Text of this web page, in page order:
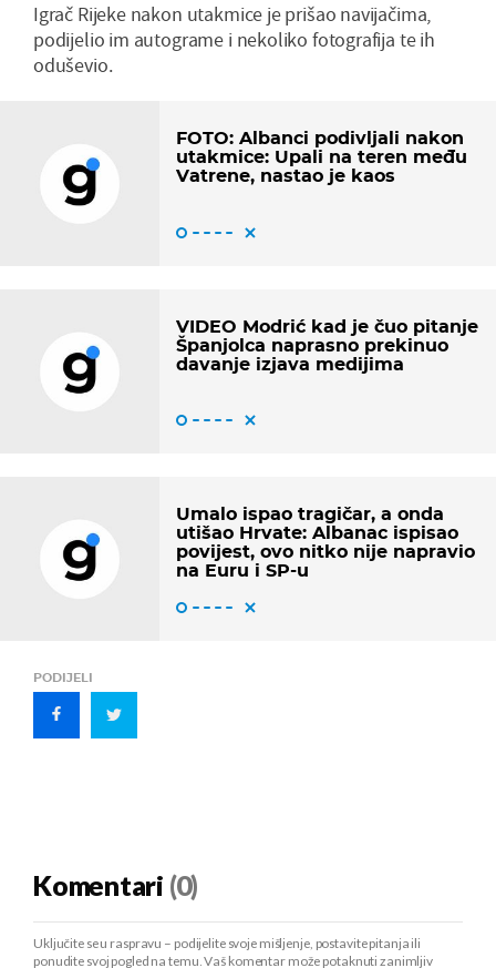
Igrač Rijeke nakon utakmice je prišao navijačima,
podijelio im autograme i nekoliko fotografija te ih
oduševio.
FOTO: Albanci podivljali nakon
utakmice: Upali na teren među
Vatrene, nastao je kaos
VIDEO Modrić kad je čuo pitanje
Španjolca naprasno prekinuo
davanje izjava medijima
Umalo ispao tragičar, a onda
utišao Hrvate: Albanac ispisao
povijest, ovo nitko nije napravio
na Euru i SP-u
PODIJELI
Komentari (0)
Uključite se u raspravu – podijelite svoje mišljenje, postavite pitanja ili
ponudite svoj pogled na temu. Vaš komentar može potaknuti zanimljiv